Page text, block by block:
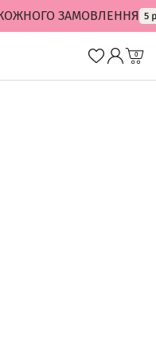
ЗАМОВЛЕННЯ
0